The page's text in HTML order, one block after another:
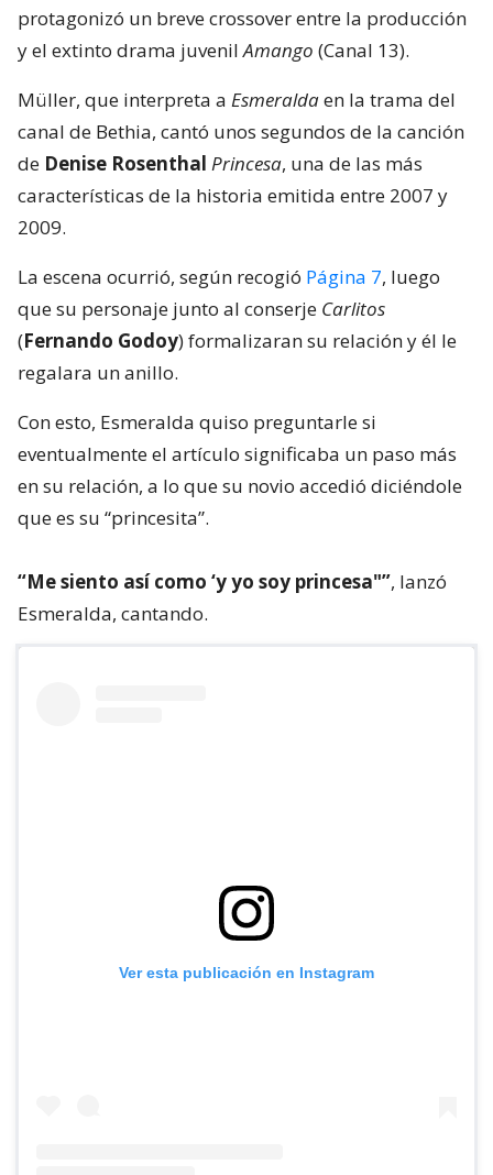
protagonizó un breve crossover entre la producción
y el extinto drama juvenilAmango (Canal 13).
Müller, que interpreta a Esmeraldaen la trama del
canal de Bethia, cantó unos segundos de la canción
de Denise Rosenthal Princesa, una de las más
características de la historia emitida entre 2007 y
2009.
La escena ocurrió, según recogió Página 7, luego
que su personaje junto al conserje Carlitos
(Fernando Godoy) formalizaran su relación y él le
regalara un anillo.
Con esto, Esmeralda quiso preguntarle si
eventualmente el artículo significaba un paso más
en su relación, a lo que su novio accedió diciéndole
que es su “princesita”.
“Me siento así como ‘y yo soy princesa"”, lanzó
Esmeralda, cantando.
Ver esta publicación en Instagram